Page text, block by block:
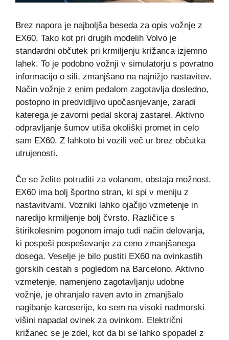
Brez napora je najboljša beseda za opis vožnje z
EX60. Tako kot pri drugih modelih Volvo je
standardni občutek pri krmiljenju križanca izjemno
lahek. To je podobno vožnji v simulatorju s povratno
informacijo o sili, zmanjšano na najnižjo nastavitev.
Način vožnje z enim pedalom zagotavlja dosledno,
postopno in predvidljivo upočasnjevanje, zaradi
katerega je zavorni pedal skoraj zastarel. Aktivno
odpravljanje šumov utiša okoliški promet in celo
sam EX60. Z lahkoto bi vozili več ur brez občutka
utrujenosti.
Če se želite potruditi za volanom, obstaja možnost.
EX60 ima bolj športno stran, ki spi v meniju z
nastavitvami. Vozniki lahko ojačijo vzmetenje in
naredijo krmiljenje bolj čvrsto. Različice s
štirikolesnim pogonom imajo tudi način delovanja,
ki pospeši pospeševanje za ceno zmanjšanega
dosega. Veselje je bilo pustiti EX60 na ovinkastih
gorskih cestah s pogledom na Barcelono. Aktivno
vzmetenje, namenjeno zagotavljanju udobne
vožnje, je ohranjalo raven avto in zmanjšalo
nagibanje karoserije, ko sem na visoki nadmorski
višini napadal ovinek za ovinkom. Električni
križanec se je zdel, kot da bi se lahko spopadel z